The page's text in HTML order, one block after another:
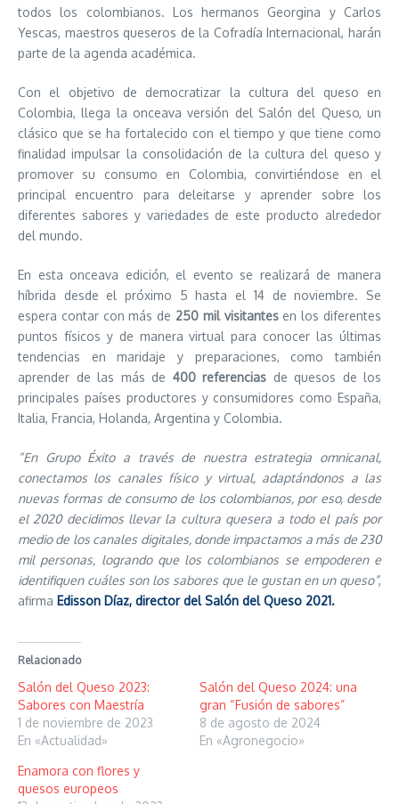
todos los colombianos. Los hermanos Georgina y Carlos
Yescas, maestros queseros de la Cofradía Internacional, harán
parte de la agenda académica.
Con el objetivo de democratizar la cultura del queso en
Colombia, llega la onceava versión del Salón del Queso, un
clásico que se ha fortalecido con el tiempo y que tiene como
finalidad impulsar la consolidación de la cultura del queso y
promover su consumo en Colombia, convirtiéndose en el
principal encuentro para deleitarse y aprender sobre los
diferentes sabores y variedades de este producto alrededor
del mundo.
En esta onceava edición, el evento se realizará de manera
híbrida desde el próximo 5 hasta el 14 de noviembre. Se
espera contar con más de 250 mil visitantes en los diferentes
puntos físicos y de manera virtual para conocer las últimas
tendencias en maridaje y preparaciones, como también
aprender de las más de 400 referencias de quesos de los
principales países productores y consumidores como España,
Italia, Francia, Holanda, Argentina y Colombia.
“En Grupo Éxito a través de nuestra estrategia omnicanal,
conectamos los canales físico y virtual, adaptándonos a las
nuevas formas de consumo de los colombianos, por eso, desde
el 2020 decidimos llevar la cultura quesera a todo el país por
medio de los canales digitales, donde impactamos a más de 230
mil personas, logrando que los colombianos se empoderen e
identifiquen cuáles son los sabores que le gustan en un queso”,
afirma Edisson Díaz, director del Salón del Queso 2021.
Relacionado
Salón del Queso 2023:
Sabores con Maestría
1 de noviembre de 2023
En «Actualidad»
Salón del Queso 2024: una
gran “Fusión de sabores”
8 de agosto de 2024
En «Agronegocio»
Enamora con flores y
quesos europeos